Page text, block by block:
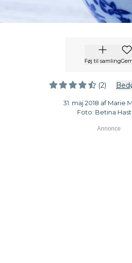
Føj til samlingGem
(2)
31. maj 2018 af Marie
Foto: Betina